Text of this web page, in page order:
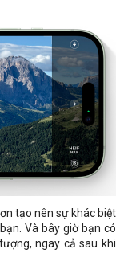
tạo nên sự khác biệt
Và bây giờ bạn có
ngay cả sau khi